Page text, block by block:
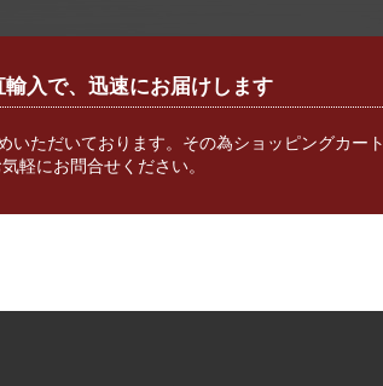
入で、迅速にお届けします
ただいております。その為ショッピングカート
軽にお問合せください。